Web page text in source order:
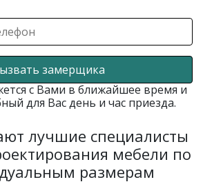
замерщика
с Вами в ближайшее время и
для Вас день и час приезда.
лучшие специалисты
мебели по
размерам